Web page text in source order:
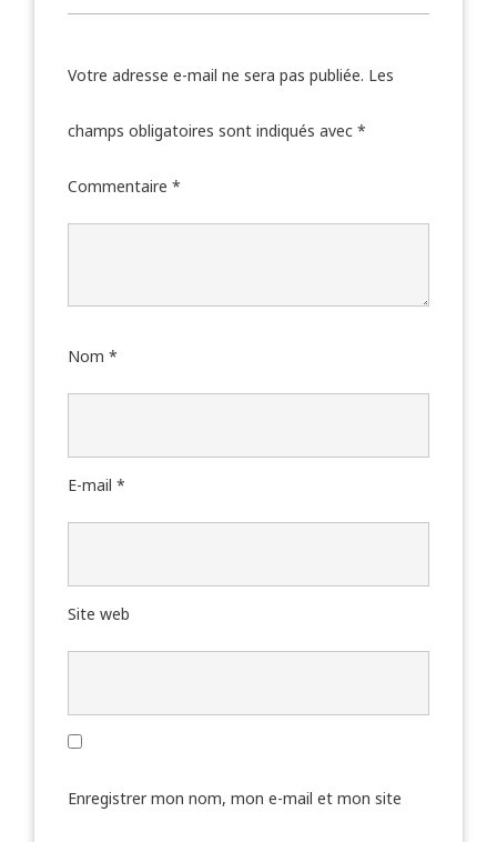
Votre adresse e-mail ne sera pas publiée. Les
champs obligatoires sont indiqués avec *
Commentaire *
Nom *
E-mail *
Site web
Enregistrer mon nom, mon e-mail et mon site